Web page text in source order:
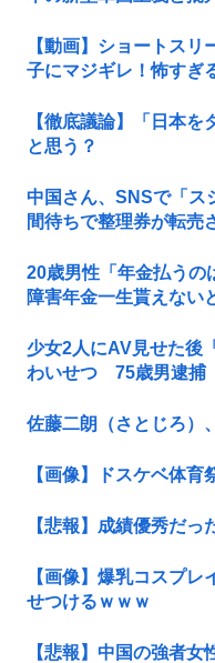
【動画】ショートス
子にマジギレ！怖すぎ
【徹底議論】「日本
と思う？
中国さん、SNSで「
間待ちで整理券が転売
20歳男性「年金払うの
障害年金一生貰えない
少女2人にAV見せた後
わいせつ 75歳男逮捕
佐藤二朗（さとじろ）
【画像】ドスケベ体育
【悲報】成績優秀だ
【画像】爆乳コスプ
せつけるｗｗｗ
【悲報】中国の強者